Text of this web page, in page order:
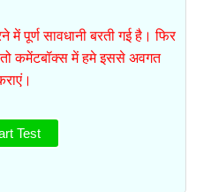
पूर्ण सावधानी बरती गई है। फिर
तो कमेंटबॉक्स में हमे इससे अवगत
Test